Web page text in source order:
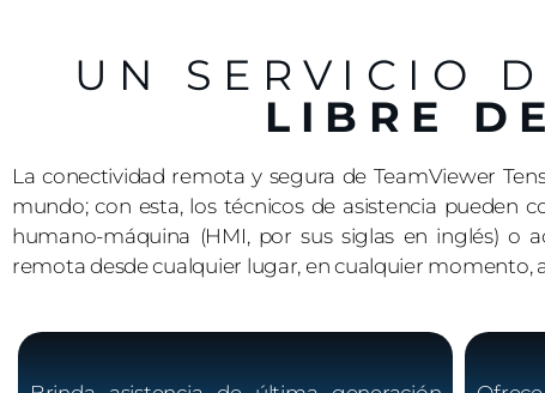
UN SERVICIO
LIBRE
La conectividad remota y segura de TeamViewer
mundo; con esta, los técnicos de asistencia pueden
humano-máquina (HMI, por sus siglas en inglés) o
remota desde cualquier lugar, en cualquier momento,